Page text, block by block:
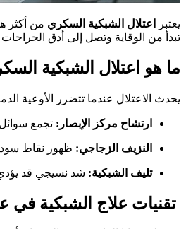
يعتبر اعتلال الشبكية السكري من أكثر
تبدأ من الوقاية وتصل إلى أدق
​ما هو اعتلال الشبكية
​يحدث الاعتلال عندما تتضرر الأوعية
ارتشاح مركز الإبصار: تجمع
النزيف الزجاجي: ظهور نقاط
تليف الشبكية: شد نسيجي قد
تقنيات علاج الشبكية